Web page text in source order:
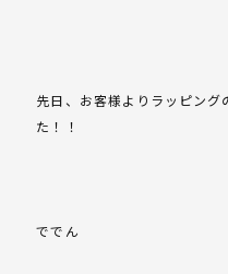
先日、お客様よりラッピン
た！！
ででん